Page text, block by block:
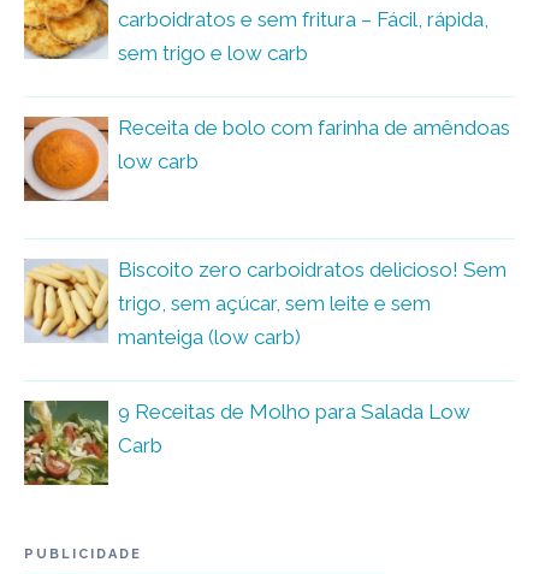
carboidratos e sem fritura – Fácil, rápida,
sem trigo e low carb
Receita de bolo com farinha de amêndoas
low carb
Biscoito zero carboidratos delicioso! Sem
trigo, sem açúcar, sem leite e sem
manteiga (low carb)
9 Receitas de Molho para Salada Low
Carb
PUBLICIDADE